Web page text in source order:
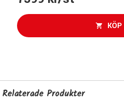
KÖP
Relaterade Produkter